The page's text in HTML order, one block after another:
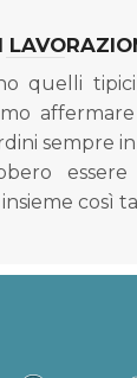
quelli
sempre
essere
così